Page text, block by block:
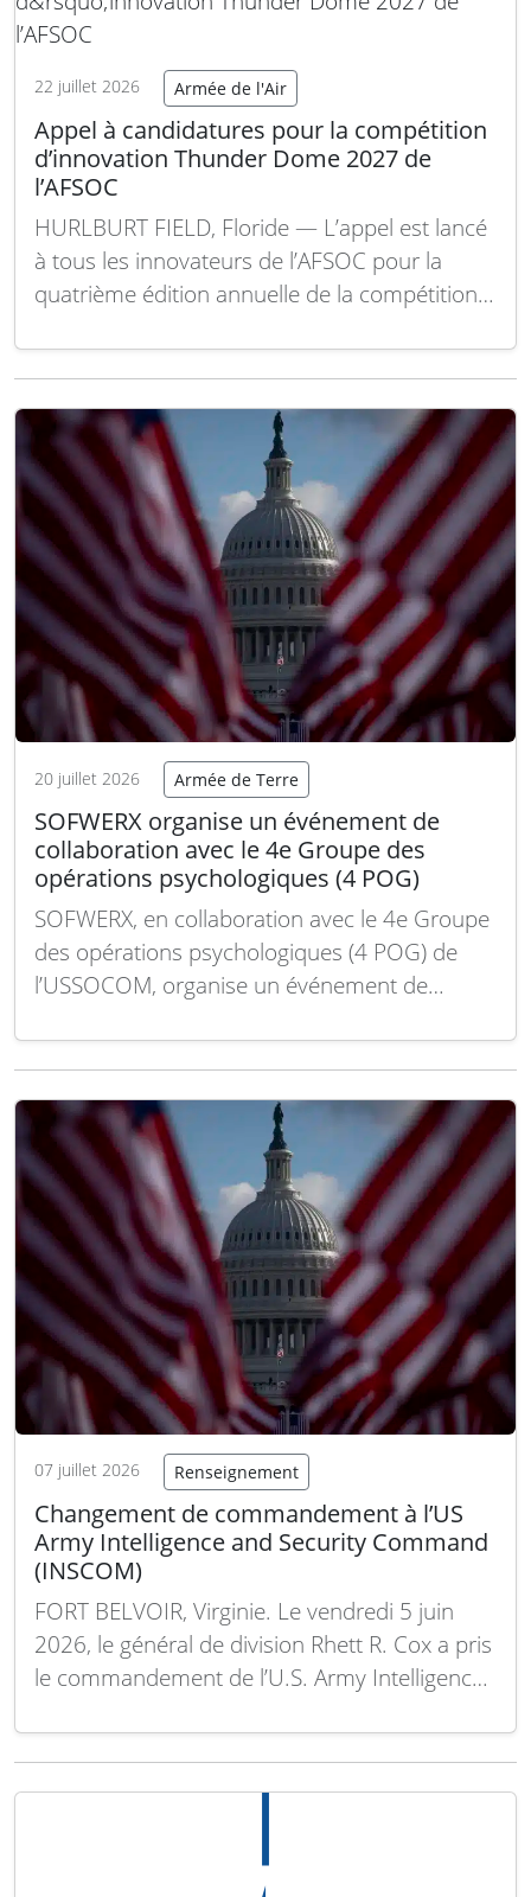
22 juillet 2026 Armée de l'Air
Appel à candidatures pour la compétition
d’innovation Thunder Dome 2027 de
l’AFSOC
HURLBURT FIELD, Floride — L’appel est lancé
à tous les innovateurs de l’AFSOC pour la
quatrième édition annuelle de la compétition
idées est désormais ouverte et toutes les
2026 seront examinées. Ce concours est
accessible à tout…
Lire la suite
20 juillet 2026 Armée de Terre
SOFWERX organise un événement de
collaboration avec le 4e Groupe des
opérations psychologiques (4 POG)
SOFWERX, en collaboration avec le 4e Groupe
des opérations psychologiques (4 POG) de
l’USSOCOM, organise un événement de
L’objectif est d’identifier et de sélectionner des
dans une solution unique et complète pour
soutenir les activités de…Lire la suite
07 juillet 2026 Renseignement
Changement de commandement à l’US
Army Intelligence and Security Command
(INSCOM)
FORT BELVOIR, Virginie. Le vendredi 5 juin
2026, le général de division Rhett R. Cox a pris
le commandement de l’U.S. Army Intelligence
au général de division Timothy D. Brown. La